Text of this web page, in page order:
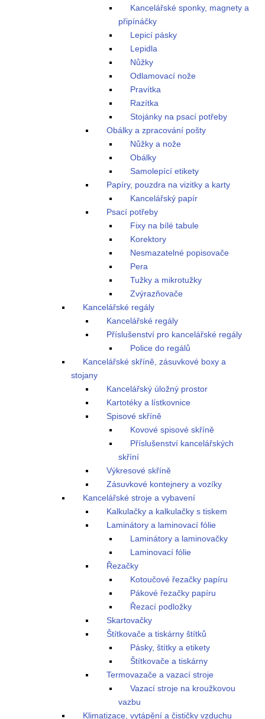
Kancelářské sponky, magnety a
připínáčky
Lepicí pásky
Lepidla
Nůžky
Odlamovací nože
Pravítka
Razítka
Stojánky na psací potřeby
Obálky a zpracování pošty
Nůžky a nože
Obálky
Samolepící etikety
Papíry, pouzdra na vizitky a karty
Kancelářský papír
Psací potřeby
Fixy na bílé tabule
Korektory
Nesmazatelné popisovače
Pera
Tužky a mikrotužky
Zvýrazňovače
Kancelářské regály
Kancelářské regály
Příslušenství pro kancelářské regály
Police do regálů
Kancelářské skříně, zásuvkové boxy a
stojany
Kancelářský úložný prostor
Kartotéky a lístkovnice
Spisové skříně
Kovové spisové skříně
Příslušenství kancelářských
skříní
Výkresové skříně
Zásuvkové kontejnery a vozíky
Kancelářské stroje a vybavení
Kalkulačky a kalkulačky s tiskem
Laminátory a laminovací fólie
Laminátory a laminovačky
Laminovací fólie
Řezačky
Kotoučové řezačky papíru
Pákové řezačky papíru
Řezací podložky
Skartovačky
Štítkovače a tiskárny štítků
Pásky, štítky a etikety
Štítkovače a tiskárny
Termovazače a vazací stroje
Vazací stroje na kroužkovou
vazbu
Klimatizace, vytápění a čističky vzduchu